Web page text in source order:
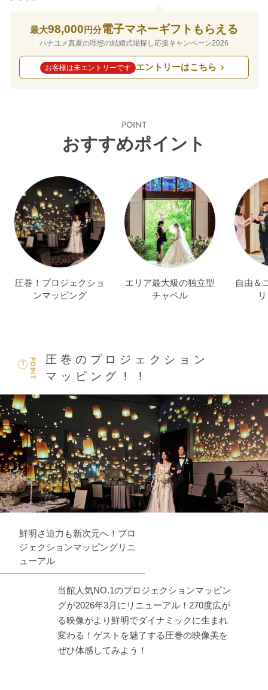
最大98,000 円分電子マネーギフトもらえる
ハナユメ真夏の理想の結婚式場探し応援キャンペーン2026
お客様は未エントリーです エントリーはこちら
POINT
おすすめポイント
圧巻！プロジェクショ
ンマッピング
エリア最大級の独立型
チャペル
自由＆
POINT
1
圧巻のプロジェクション
マッピング！！
鮮明さ迫力も新次元へ！プロ
ジェクションマッピングリニ
ューアル
当館人気NO.1のプロジェクションマッピン
グが2026年3月にリニューアル！270度広が
る映像がより鮮明でダイナミックに生まれ
変わる！ゲストを魅了する圧巻の映像美を
ぜひ体感してみよう！